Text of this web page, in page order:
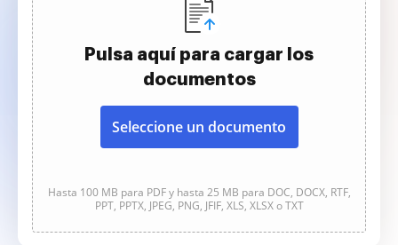
Pulsa aquí para cargar los
documentos
Seleccione un documento
Hasta 100 MB para PDF y hasta 25 MB para DOC, DOCX, RTF,
PPT, PPTX, JPEG, PNG, JFIF, XLS, XLSX o TXT